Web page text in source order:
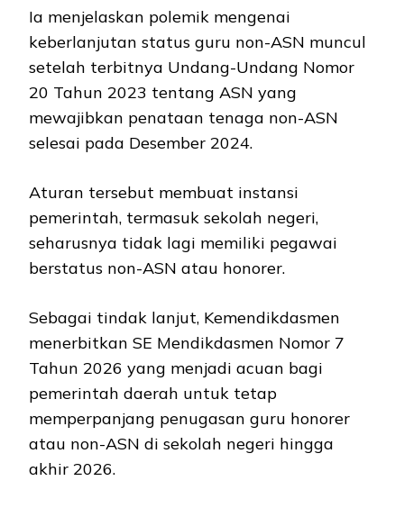
Ia menjelaskan polemik mengenai
keberlanjutan status guru non-ASN muncul
setelah terbitnya Undang-Undang Nomor
20 Tahun 2023 tentang ASN yang
mewajibkan penataan tenaga non-ASN
selesai pada Desember 2024.
Aturan tersebut membuat instansi
pemerintah, termasuk sekolah negeri,
seharusnya tidak lagi memiliki pegawai
berstatus non-ASN atau honorer.
Sebagai tindak lanjut, Kemendikdasmen
menerbitkan SE Mendikdasmen Nomor 7
Tahun 2026 yang menjadi acuan bagi
pemerintah daerah untuk tetap
memperpanjang penugasan guru honorer
atau non-ASN di sekolah negeri hingga
akhir 2026.